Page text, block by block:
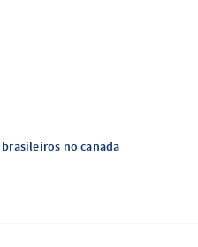
brasileiros no canada